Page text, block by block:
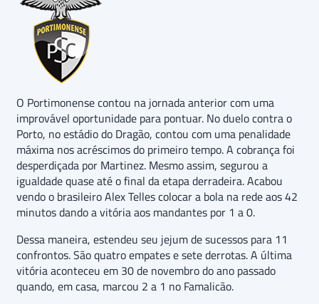
O Portimonense contou na jornada anterior com uma
improvável oportunidade para pontuar. No duelo contra o
Porto, no estádio do Dragão, contou com uma penalidade
máxima nos acréscimos do primeiro tempo. A cobrança foi
desperdiçada por Martinez. Mesmo assim, segurou a
igualdade quase até o final da etapa derradeira. Acabou
vendo o brasileiro Alex Telles colocar a bola na rede aos 42
minutos dando a vitória aos mandantes por 1 a 0.
Dessa maneira, estendeu seu jejum de sucessos para 11
confrontos. São quatro empates e sete derrotas. A última
vitória aconteceu em 30 de novembro do ano passado
quando, em casa, marcou 2 a 1 no Famalicão.